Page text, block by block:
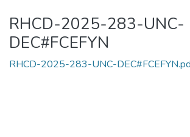
RHCD-2025-283-UNC-
DEC#FCEFYN
RHCD-2025-283-UNC-